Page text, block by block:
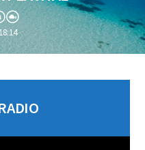
18:14